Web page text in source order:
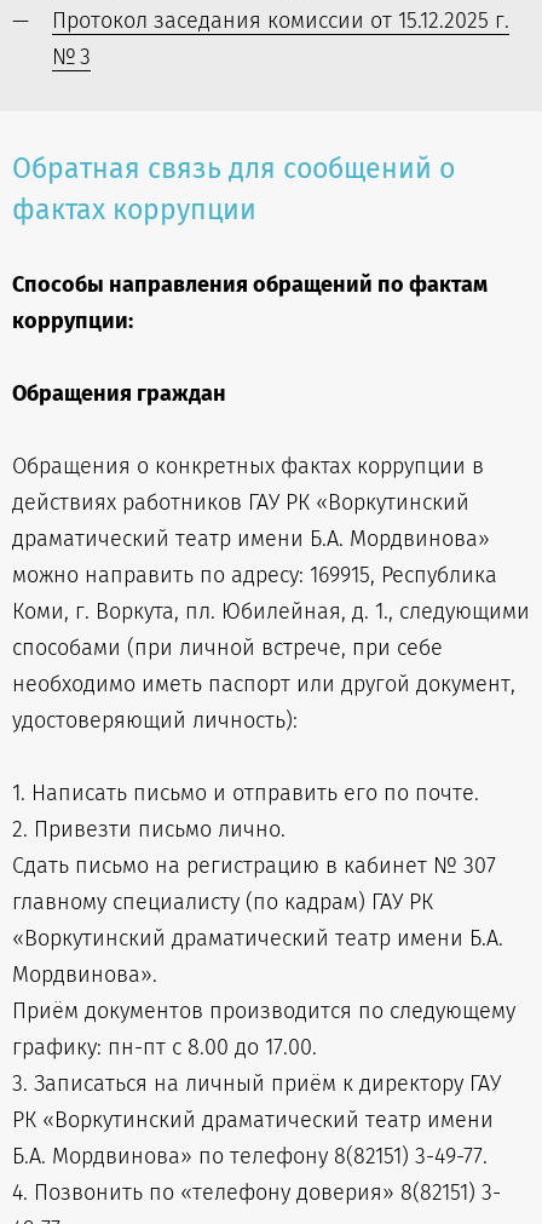
Протокол заседания комиссии от 15.12.2025 г.
№ 3
Обратная связь для сообщений о
фактах коррупции
Способы направления обращений по фактам
коррупции:
Обращения граждан
Обращения о конкретных фактах коррупции в
действиях работников ГАУ РК «Воркутинский
драматический театр имени Б.А. Мордвинова»
можно направить по адресу: 169915, Республика
Коми, г. Воркута, пл. Юбилейная, д. 1., следующими
способами (при личной встрече, при себе
необходимо иметь паспорт или другой документ,
удостоверяющий личность):
1. Написать письмо и отправить его по почте.
2. Привезти письмо лично.
Сдать письмо на регистрацию в кабинет № 307
главному специалисту (по кадрам) ГАУ РК
«Воркутинский драматический театр имени Б.А.
Мордвинова».
Приём документов производится по следующему
графику: пн-пт с 8.00 до 17.00.
3. Записаться на личный приём к директору ГАУ
РК «Воркутинский драматический театр имени
Б.А. Мордвинова» по телефону 8(82151) 3-49-77.
4. Позвонить по «телефону доверия» 8(82151) 3-